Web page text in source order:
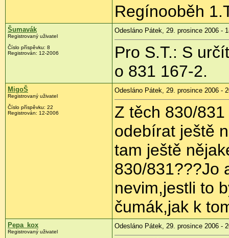
Regínooběh
Šumavák
Registrovaný uživatel
Číslo příspěvku: 8
Registrován: 12-2006
Odesláno Pátek, 29. prosince 2006 -
Pro S.T.: S
o 831 167-2.
MigoŠ
Registrovaný uživatel
Číslo příspěvku: 22
Registrován: 12-2006
Odesláno Pátek, 29. prosince 2006 -
Z těch 830/
odebírat ještě
tam ještě
830/831???Jo
nevim,jestli to
čumák,jak k
Pepa_kox
Registrovaný uživatel
Odesláno Pátek, 29. prosince 2006 -